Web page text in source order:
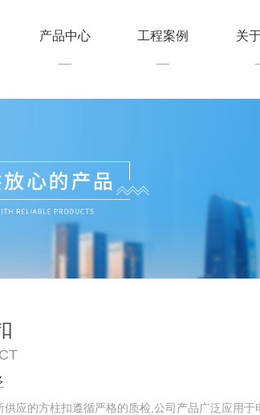
产品中心 工程案例 关
应的方柱扣遵循严格的质检,公司产品广泛应用于